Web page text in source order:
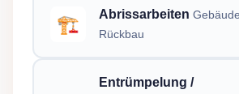
🏗️ Abrissarbeiten
Rückbau
Entrümpelung /